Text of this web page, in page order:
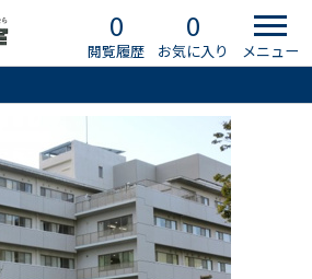
0
閲覧履歴
0
お気に入り メニュー